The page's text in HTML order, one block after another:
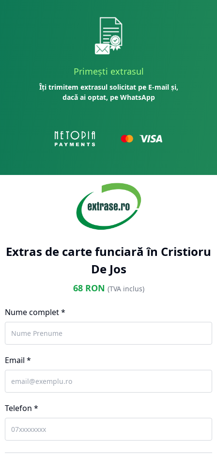
Primești extrasul
Îți trimitem extrasul solicitat pe E-mail și,
dacă ai optat, pe WhatsApp
Extras de carte funciară în Cristioru
De Jos
68RON (TVA inclus)
Nume complet *
Email *
Telefon *